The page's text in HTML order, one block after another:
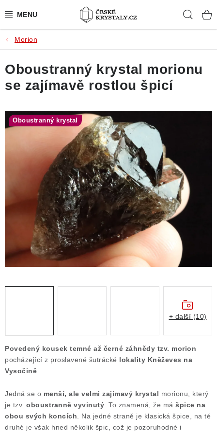
na
PŘÍRODNÍ KAMENY
BROUŠENÉ KAMENY
MISTROVSKÉ KRYSTALY
ŠPERKY S KAMENY
VIDEOGALERIE
KONTAKT
Obchodní podmínky
Podmínky ochrany osobních údajů
Poučení o právu na odstoupení od smlouvy
Puncovní značky
Výkup minerálů a drahých kamenů
Kontakt
Morion
Povedený kousek temné až černé záhnědy tzv. morion
pocházející z proslavené šutrácké lokality Kněževes na
Vysočině
Jedná se o menší, ale velmi zajímavý krystal morionu, který
je tzv. oboustranně vyvinutý . To znamená, že má špice na
obou svých koncích . Na jedné straně je klasická špice, na té
druhé je však hned několik špic, což je pozoruhodné i
Oboustranný krystal morionu
se zajímavě rostlou špicí
Oboustranný krystal
+ další (10)